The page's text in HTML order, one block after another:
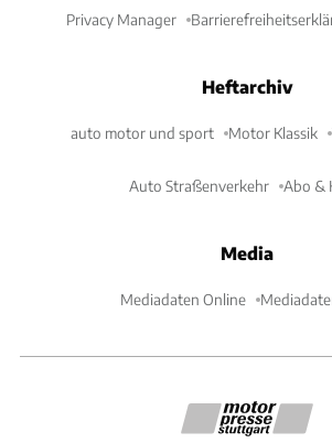
Privacy Manager
Heftarchiv
auto motor und sport Motor Klassik
Auto Straßenverkehr Abo &
Media
Mediadaten Online